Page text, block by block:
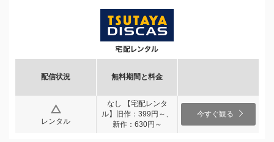
配信状況 無料期間と料金
レンタル
なし 【宅配レンタ
ル】旧作：399円～、
新作：630円～
今すぐ観る